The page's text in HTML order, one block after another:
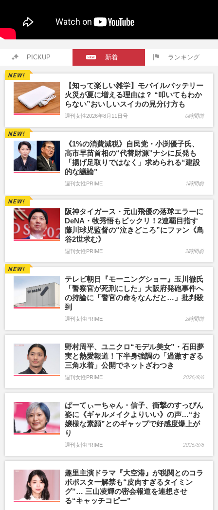
PICKUP 新着 ランキング
【知って楽しい雑学】モバイルバッテリー
火災が夏に増える理由は？ “叩いてもわか
らない”おいしいスイカの見分け方も
週刊女性2026年8月11日号 0時間前
《1%の消費減税》自民党・小渕優子氏、
高市早苗首相の“代替財源”ナシに反発も
「揚げ足取りではなく」求められる“建設
的な議論”
週刊女性PRIME 1時間前
阪神タイガース・元山飛優の落球エラーに
DeNA・牧秀悟もビックリ！2連覇目指す
藤川球児監督の“泣きどころ”にファン《鳥
谷2世求む》
週刊女性PRIME 2時間前
テレビ朝日『モーニングショー』玉川徹氏
「警察官が死刑にした」大阪府発砲事件へ
の持論に「警官の命をなんだと…」批判殺
到
週刊女性PRIME 2時間前
野村周平、ユニクロ“モデル美女”・石田夢
実と熱愛報道！下半身強調の「過激すぎる
三角水着」公開でネットざわつき
週刊女性PRIME 2026/8/6
ぱーてぃーちゃん・信子、衝撃のすっぴん
姿に《ギャルメイクよりいい》の声…“お
嬢様な素顔”とのギャップで好感度爆上が
り
週刊女性PRIME 2026/8/6
趣里主演ドラマ『大空港』が税関とのコラ
ボポスター解禁も“皮肉すぎるタイミン
グ”… 三山凌輝の密会報道を連想させ
る“キャッチコピー”